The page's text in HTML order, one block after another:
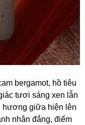
bergamot, hồ tiêu
tươi sáng xen lẫn
hương giữa hiện lên
nhân đắng, điểm